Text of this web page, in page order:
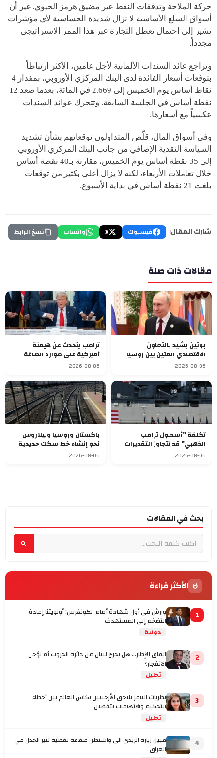
حركة الملاحة وتدفقات النفط عبر مضيق هرمز الحيوي. غير أن
أسواق السلع الأساسية لا تزال شديدة الحساسية لأي مؤشرات
تشير إلى احتمال تعطل التجارة عبر هذا الممر الاستراتيجي
مجدداً.
وتراجع عائد السندات الألمانية لأجل عامين، الأكثر ارتباطاً
بتوقعات أسعار الفائدة لدى البنك المركزي الأوروبي، بمقدار 4
نقاط أساس يوم الخميس إلى 2.669 في المائة، بعدما صعد 12
نقطة أساس في الجلسة السابقة. وتتحرك عوائد السندات
عكسياً مع أسعارها.
وفي أسواق المال، قلّص المتداولون توقعاتهم بشأن تشديد
السياسة النقدية الإضافي من جانب البنك المركزي الأوروبي
إلى 35 نقطة أساس يوم الخميس، مقارنة بـ40 نقطة أساس
خلال تعاملات الأربعاء، لكنه لا يزال أعلى بكثير من توقعات
بلغت 21 نقطة أساس في بداية الأسبوع.
شارك المقال: فيسبوك X واتساب نسخ الرابط
مقالات ذات صلة
بوتين يشيد بالتعاون
الاقتصادي المتين بين روسيا
وقرغيزستان
2026-08-06
ترامب يتحدث عن هيمنة
أميركية على موارد الطاقة
العالمية بعد ضم فنزويلا
2026-08-06
تكلفة "أسطول ترامب
الذهبي" قد تتجاوز التقديرات
وتصل إلى 275 مليار دولار
2026-08-06
باكستان وروسيا وبيلاروس
نحو إنشاء خط سكك حديدية
للشحن
2026-08-06
بحث في المقالات
الأكثر قراءة
1 وارش في أول شهادة أمام الكونغرس: أولويتنا إعادة
التضخم إلى المستهدف
دولية
2 اتفاق الإطار... هل يخرج لبنان من دائرة الحروب أم يؤجل
الانفجار؟
تحليل
3 نظريات التآمر تلاحق الأرجنتين بكاس العالم بين أخطاء
التحكيم والاتهامات بتفصيل
تحليل
4 قبيل زيارة الزيدي الى واشنطن صفقة نفطية تثير الجدل في
العراق